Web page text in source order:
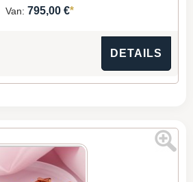
Van: 795,00 €*
DETAILS